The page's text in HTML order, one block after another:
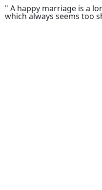
" A happy marriage is a
which always seems too